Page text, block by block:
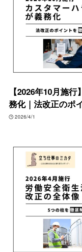
【2026年10月施
務化｜法改正のポ
2026/4/1